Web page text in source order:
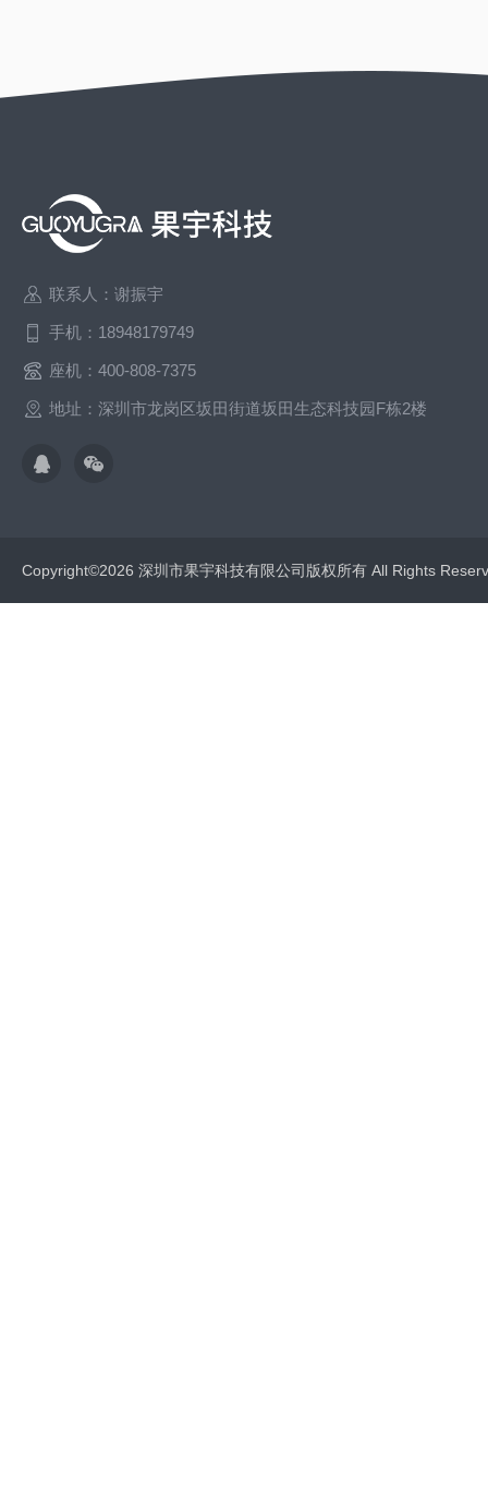
联系人：谢振宇
手机：18948179749
座机：400-808-7375
地址：深圳市龙岗区坂田街道坂田生态科技园F栋2楼
Copyright©2026 深圳市果宇科技有限公司版权所有 All Rights